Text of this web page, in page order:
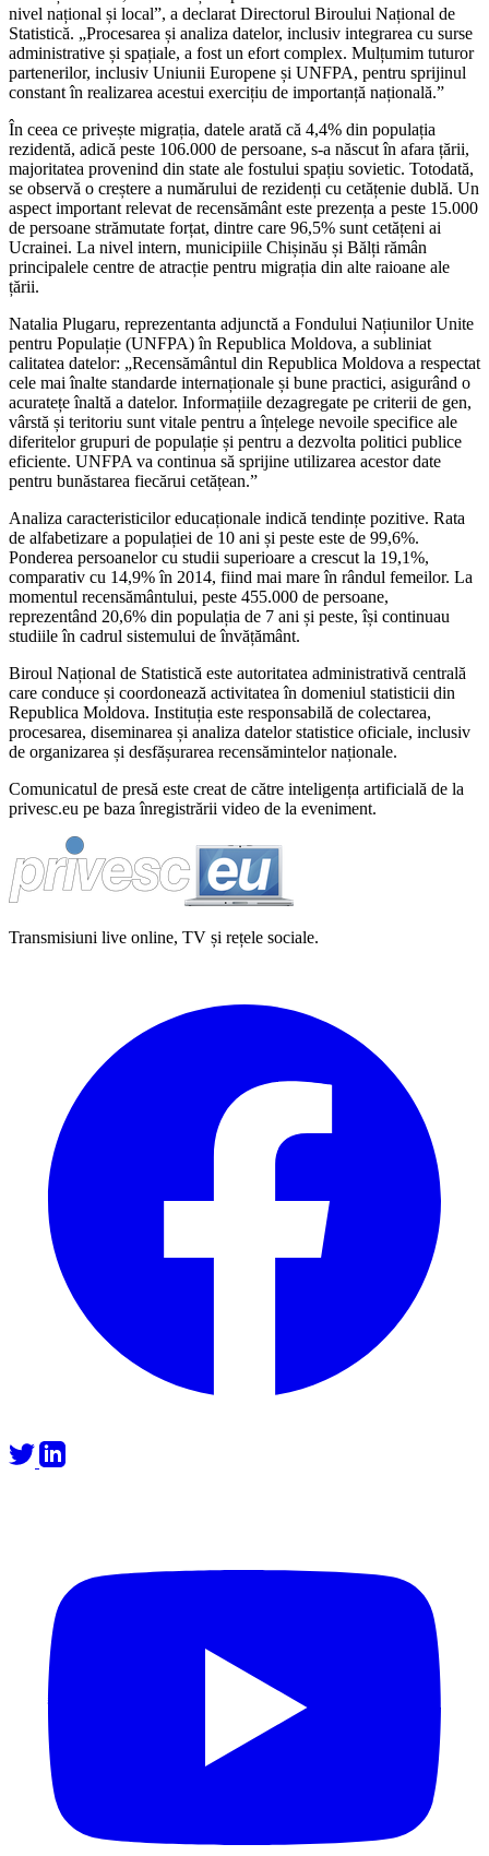
nivel național și local”, a declarat Directorul Biroului Național de
Statistică. „Procesarea și analiza datelor, inclusiv integrarea cu surse
administrative și spațiale, a fost un efort complex. Mulțumim tuturor
partenerilor, inclusiv Uniunii Europene și UNFPA, pentru sprijinul
constant în realizarea acestui exercițiu de importanță națională.”
În ceea ce privește migrația, datele arată că 4,4% din populația
rezidentă, adică peste 106.000 de persoane, s-a născut în afara țării,
majoritatea provenind din state ale fostului spațiu sovietic. Totodată,
se observă o creștere a numărului de rezidenți cu cetățenie dublă. Un
aspect important relevat de recensământ este prezența a peste 15.000
de persoane strămutate forțat, dintre care 96,5% sunt cetățeni ai
Ucrainei. La nivel intern, municipiile Chișinău și Bălți rămân
principalele centre de atracție pentru migrația din alte raioane ale
țării.
Natalia Plugaru, reprezentanta adjunctă a Fondului Națiunilor Unite
pentru Populație (UNFPA) în Republica Moldova, a subliniat
calitatea datelor: „Recensământul din Republica Moldova a respectat
cele mai înalte standarde internaționale și bune practici, asigurând o
acuratețe înaltă a datelor. Informațiile dezagregate pe criterii de gen,
vârstă și teritoriu sunt vitale pentru a înțelege nevoile specifice ale
diferitelor grupuri de populație și pentru a dezvolta politici publice
eficiente. UNFPA va continua să sprijine utilizarea acestor date
pentru bunăstarea fiecărui cetățean.”
Analiza caracteristicilor educaționale indică tendințe pozitive. Rata
de alfabetizare a populației de 10 ani și peste este de 99,6%.
Ponderea persoanelor cu studii superioare a crescut la 19,1%,
comparativ cu 14,9% în 2014, fiind mai mare în rândul femeilor. La
momentul recensământului, peste 455.000 de persoane,
reprezentând 20,6% din populația de 7 ani și peste, își continuau
studiile în cadrul sistemului de învățământ.
Biroul Național de Statistică este autoritatea administrativă centrală
care conduce și coordonează activitatea în domeniul statisticii din
Republica Moldova. Instituția este responsabilă de colectarea,
procesarea, diseminarea și analiza datelor statistice oficiale, inclusiv
de organizarea și desfășurarea recensămintelor naționale.
Comunicatul de presă este creat de către inteligența artificială de la
privesc.eu pe baza înregistrării video de la eveniment.
Transmisiuni live online, TV și rețele sociale.